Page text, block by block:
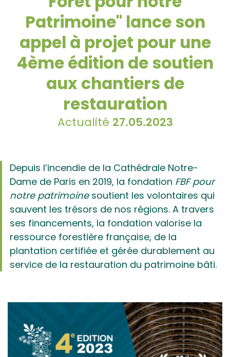
Patrimoine" lance son
appel à projet pour une
4ème édition de soutien
aux chantiers de
restauration
Actualité 27.05.2023
Depuis l’incendie de la Cathédrale Notre-
Dame de Paris en 2019, la fondation FBF pour
notre patrimoinesoutient les volontaires qui
sauvent les trésors de nos régions. A travers
ses financements, la fondation valorise la
ressource forestière française, de la
plantation certifiée et gérée durablement au
service de la restauration du patrimoine bâti.